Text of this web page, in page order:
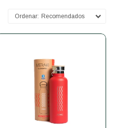
Recomendados